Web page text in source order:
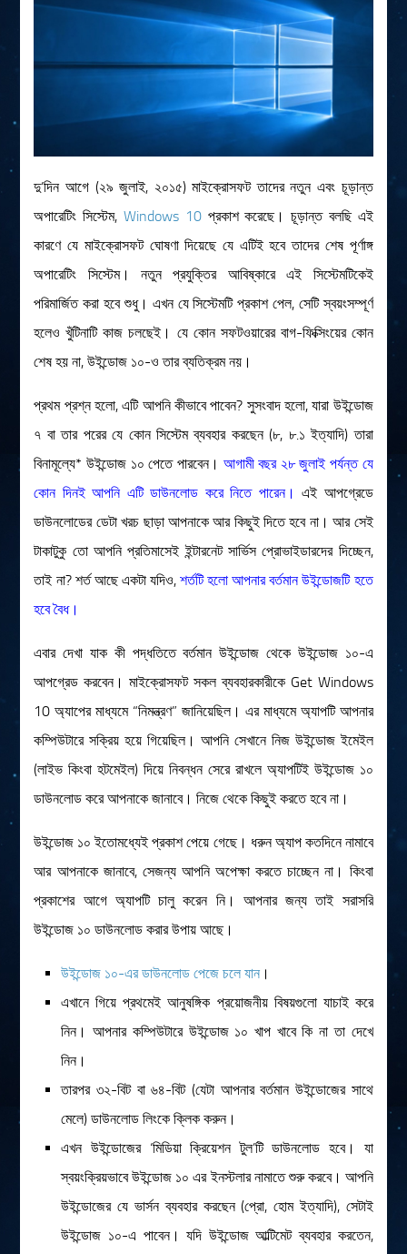
রসায়ন বিজ্ঞান
পরিবেশ বিজ্ঞান
প্রকৃতি
প্রাকৃতিক দুর্যোগ
জলবায়ু পরিবর্তন
পরিবেশ দূষণ
কম্পিউটার সায়েন্স
ইলেকট্রিক্যাল ইঞ্জিনিয়ারিং
জেনেটিক ইঞ্জিনিয়ারিং
বায়োটেকনোলজি
মহাকাশ বিজ্ঞান
আমাদের সৌরজগৎ
সৌরজগত ছাড়িয়ে
সামাজিক বিজ্ঞান
অর্থনীতি
রাষ্ট্রবিজ্ঞান
বিজ্ঞানীদের কথা
বাংলাদেশী বিজ্ঞানী
বিদেশী বিজ্ঞানী
কার্ল সেগান
বিশেষ পাতা
আপনার প্রোফাইল
বিজ্ঞানযাত্রায় লেখা জমা দেয়ার নির্দেশনাসমূহ
তথ্য ও যোগাযোগ
বিজ্ঞানযাত্রা ম্যাগাজিন
বিজ্ঞানযাত্রা সংবাদ/বিজ্ঞপ্তি
লক্ষ্য ও উদ্দেশ্য
দু’দিন আগে (২৯ জুলাই, ২০১৫) মাইক্রোসফট তাদের নতুন এবং চূড়ান্ত
অপারেটিং সিস্টেম, Windows 10প্রকাশ করেছে। চূড়ান্ত বলছি এই
কারণে যে মাইক্রোসফট ঘোষণা দিয়েছে যে এটিই হবে তাদের শেষ পূর্ণাঙ্গ
অপারেটিং সিস্টেম। নতুন প্রযুক্তির আবিষ্কারে এই সিস্টেমটিকেই
পরিমার্জিত করা হবে শুধু। এখন যে সিস্টেমটি প্রকাশ পেল, সেটি স্বয়ংসম্পূর্ণ
হলেও খুঁটিনাটি কাজ চলছেই। যে কোন সফটওয়ারের বাগ-ফিক্সিংয়ের কোন
শেষ হয় না, উইন্ডোজ ১০-ও তার ব্যতিক্রম নয়।
প্রথম প্রশ্ন হলো, এটি আপনি কীভাবে পাবেন? সুসংবাদ হলো, যারা উইন্ডোজ
৭ বা তার পরের যে কোন সিস্টেম ব্যবহার করছেন (৮, ৮.১ ইত্যাদি) তারা
বিনামূল্যে* উইন্ডোজ ১০ পেতে পারবেন। আগামী বছর ২৮ জুলাই পর্যন্ত যে
কোন দিনই আপনি এটি ডাউনলোড করে নিতে পারেন। এই আপগ্রেডে
ডাউনলোডের ডেটা খরচ ছাড়া আপনাকে আর কিছুই দিতে হবে না। আর সেই
টাকাটুকু তো আপনি প্রতিমাসেই ইন্টারনেট সার্ভিস প্রোভাইডারদের দিচ্ছেন,
তাই না? শর্ত আছে একটা যদিও,শর্তটি হলো আপনার বর্তমান উইন্ডোজটি হতে
হবে বৈধ।
এবার দেখা যাক কী পদ্ধতিতে বর্তমান উইন্ডোজ থেকে উইন্ডোজ ১০-এ
আপগ্রেড করবেন। মাইক্রোসফট সকল ব্যবহারকারীকে Get Windows
10 অ্যাপের মাধ্যমে “নিমন্ত্রণ” জানিয়েছিল। এর মাধ্যমে অ্যাপটি আপনার
কম্পিউটারে সক্রিয় হয়ে গিয়েছিল। আপনি সেখানে নিজ উইন্ডোজ ইমেইল
(লাইভ কিংবা হটমেইল) দিয়ে নিবন্ধন সেরে রাখলে অ্যাপটিই উইন্ডোজ ১০
ডাউনলোড করে আপনাকে জানাবে। নিজে থেকে কিছুই করতে হবে না।
উইন্ডোজ ১০ ইতোমধ্যেই প্রকাশ পেয়ে গেছে। ধরুন অ্যাপ কতদিনে নামাবে
আর আপনাকে জানাবে, সেজন্য আপনি অপেক্ষা করতে চাচ্ছেন না। কিংবা
প্রকাশের আগে অ্যাপটি চালু করেন নি। আপনার জন্য তাই সরাসরি
উইন্ডোজ ১০ ডাউনলোড করার উপায় আছে।
উইন্ডোজ ১০-এর ডাউনলোড পেজে চলে যান ।
এখানে গিয়ে প্রথমেই আনুষঙ্গিক প্রয়োজনীয় বিষয়গুলো যাচাই করে
নিন। আপনার কম্পিউটারে উইন্ডোজ ১০ খাপ খাবে কি না তা দেখে
নিন।
তারপর ৩২-বিট বা ৬৪-বিট (যেটা আপনার বর্তমান উইন্ডোজের সাথে
মেলে) ডাউনলোড লিংকে ক্লিক করুন।
এখন উইন্ডোজের ‘মিডিয়া ক্রিয়েশন টুল’টি ডাউনলোড হবে। যা
স্বয়ংক্রিয়ভাবে উইন্ডোজ ১০ এর ইনস্টলার নামাতে শুরু করবে। আপনি
উইন্ডোজের যে ভার্সন ব্যবহার করছেন (প্রো, হোম ইত্যাদি), সেটাই
উইন্ডোজ ১০-এ পাবেন। যদি উইন্ডোজ আল্টিমেট ব্যবহার করতেন,